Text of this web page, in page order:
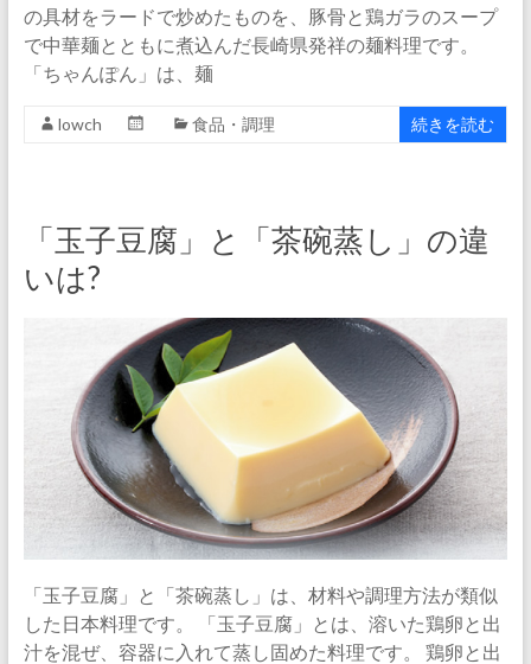
の具材をラードで炒めたものを、豚骨と鶏ガラのスープ
で中華麺とともに煮込んだ長崎県発祥の麺料理です。
「ちゃんぽん」は、麺
lowch 食品・調理 続きを読む
「玉子豆腐」と「茶碗蒸し」の違
いは?
「玉子豆腐」と「茶碗蒸し」は、材料や調理方法が類似
した日本料理です。 「玉子豆腐」とは、溶いた鶏卵と出
汁を混ぜ、容器に入れて蒸し固めた料理です。 鶏卵と出